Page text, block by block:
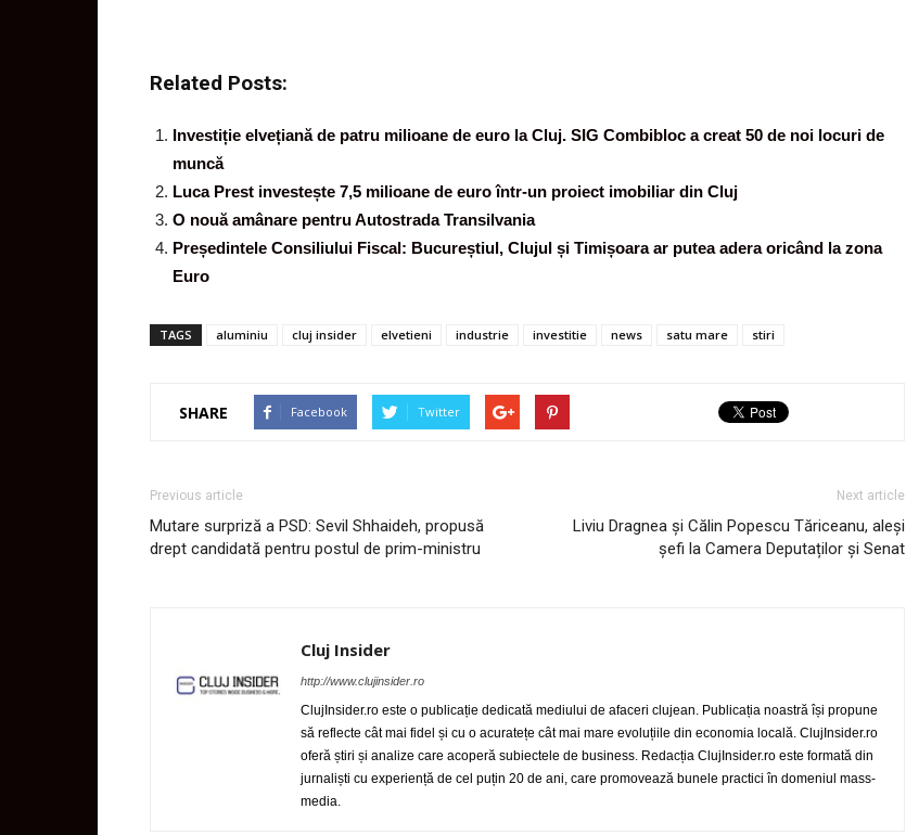
Related Posts:
Investiție elvețiană de patru milioane de euro la Cluj. SIG Combibloc a creat 50 de noi locuri de
muncă
Luca Prest investește 7,5 milioane de euro într-un proiect imobiliar din Cluj
O nouă amânare pentru Autostrada Transilvania
Președintele Consiliului Fiscal: Bucureștiul, Clujul și Timișoara ar putea adera oricând la zona
Euro
TAGS aluminiu cluj insider elvetieni industrie investitie news satu mare stiri
SHARE Facebook Twitter
Previous article
Mutare surpriză a PSD: Sevil Shhaideh, propusă
drept candidată pentru postul de prim-ministru
Next article
Liviu Dragnea și Călin Popescu Tăriceanu, aleși
șefi la Camera Deputaților și Senat
Cluj Insider
http://www.clujinsider.ro
ClujInsider.ro este o publicație dedicată mediului de afaceri clujean. Publicația noastră își propune
să reflecte cât mai fidel și cu o acuratețe cât mai mare evoluțiile din economia locală. ClujInsider.ro
oferă știri și analize care acoperă subiectele de business. Redacția ClujInsider.ro este formată din
jurnaliști cu experiență de cel puțin 20 de ani, care promovează bunele practici în domeniul mass-
media.